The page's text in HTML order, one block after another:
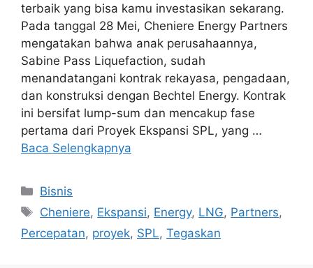
terbaik yang bisa kamu investasikan sekarang.
Pada tanggal 28 Mei, Cheniere Energy Partners
mengatakan bahwa anak perusahaannya,
Sabine Pass Liquefaction, sudah
menandatangani kontrak rekayasa, pengadaan,
dan konstruksi dengan Bechtel Energy. Kontrak
ini bersifat lump-sum dan mencakup fase
pertama dari Proyek Ekspansi SPL, yang …
Baca Selengkapnya
Kategori
Bisnis
Tag
Cheniere, Ekspansi, Energy, LNG, Partners,
Percepatan, proyek, SPL, Tegaskan